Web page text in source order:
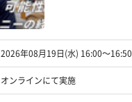
2026年08月19日(水) 16:00〜16:50
オンラインにて実施